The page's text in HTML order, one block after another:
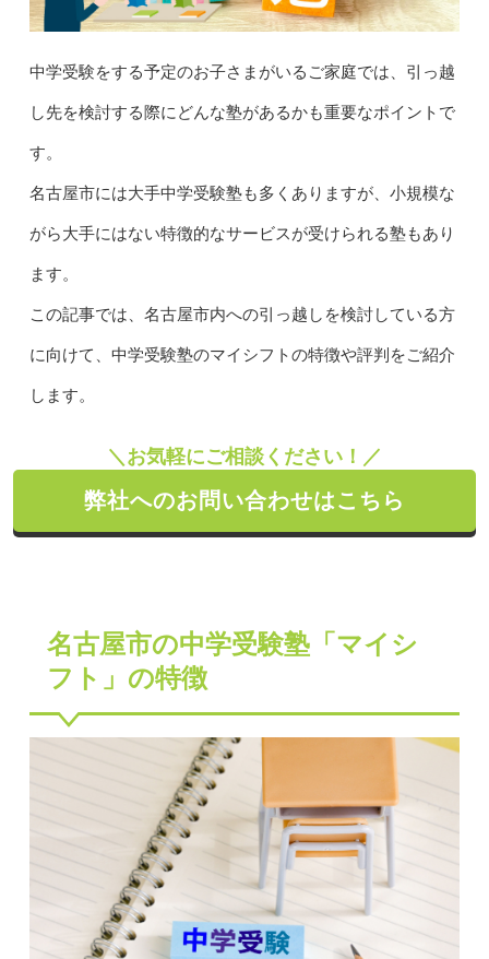
中学受験をする予定のお子さまがいるご家庭では、引っ越
し先を検討する際にどんな塾があるかも重要なポイントで
す。
名古屋市には大手中学受験塾も多くありますが、小規模な
がら大手にはない特徴的なサービスが受けられる塾もあり
ます。
この記事では、名古屋市内への引っ越しを検討している方
に向けて、中学受験塾のマイシフトの特徴や評判をご紹介
します。
＼お気軽にご相談ください！／
弊社へのお問い合わせはこちら
名古屋市の中学受験塾「マイシ
フト」の特徴